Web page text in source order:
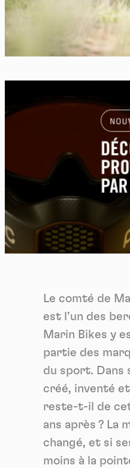
Le comté de
est l’un des
Marin Bikes y
partie des
du sport. Dans
créé, inventé
reste-t-il de
ans après ? La
changé, et si
moins à la